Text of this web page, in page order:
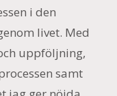
i den
livet. Med
uppföljning,
samt